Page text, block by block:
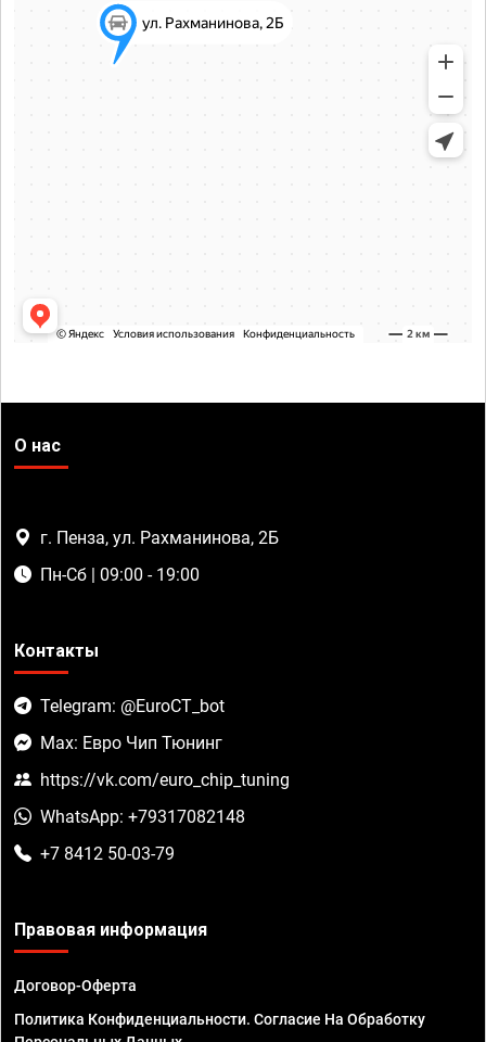
О нас
г. Пенза, ул. Рахманинова, 2Б
Пн-Сб | 09:00 - 19:00
Контакты
Telegram: @EuroCT_bot
Max: Евро Чип Тюнинг
https://vk.com/euro_chip_tuning
WhatsApp: +79317082148
+7 8412 50-03-79
Правовая информация
Договор-Оферта
Политика Конфиденциальности. Согласие На Обработку